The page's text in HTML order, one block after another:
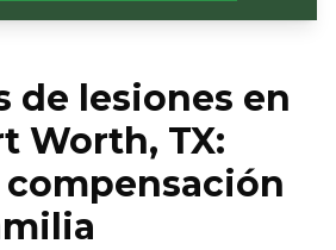
de lesiones en
Worth, TX: